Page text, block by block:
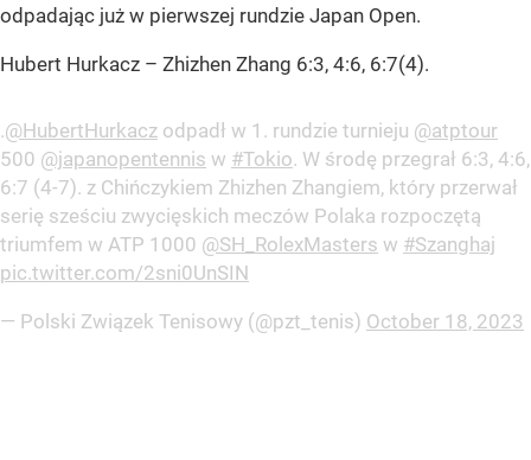
odpadając już w pierwszej rundzie Japan Open.
Hubert Hurkacz – Zhizhen Zhang 6:3, 4:6, 6:7(4).
.@HubertHurkacz odpadł w 1. rundzie turnieju @atptour
500 @japanopentennis w #Tokio. W środę przegrał 6:3, 4:6,
6:7 (4-7). z Chińczykiem Zhizhen Zhangiem, który przerwał
serię sześciu zwycięskich meczów Polaka rozpoczętą
triumfem w ATP 1000 @SH_RolexMasters w #Szanghaj
pic.twitter.com/2sni0UnSIN
— Polski Związek Tenisowy (@pzt_tenis) October 18, 2023